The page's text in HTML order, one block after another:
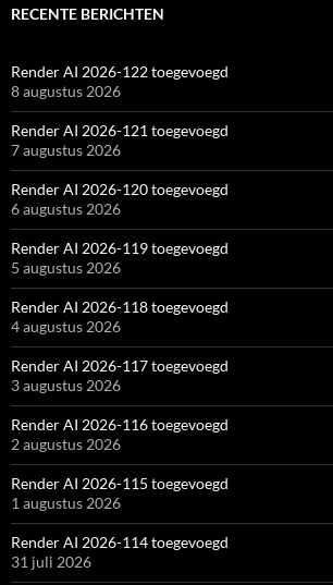
RECENTE BERICHTEN
Render AI 2026-122 toegevoegd
8 augustus 2026
Render AI 2026-121 toegevoegd
7 augustus 2026
Render AI 2026-120 toegevoegd
6 augustus 2026
Render AI 2026-119 toegevoegd
5 augustus 2026
Render AI 2026-118 toegevoegd
4 augustus 2026
Render AI 2026-117 toegevoegd
3 augustus 2026
Render AI 2026-116 toegevoegd
2 augustus 2026
Render AI 2026-115 toegevoegd
1 augustus 2026
Render AI 2026-114 toegevoegd
31 juli 2026